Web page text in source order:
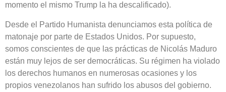
momento el mismo Trump la ha descalificado).
Desde el Partido Humanista denunciamos esta política de
matonaje por parte de Estados Unidos. Por supuesto,
somos conscientes de que las prácticas de Nicolás Maduro
están muy lejos de ser democráticas. Su régimen ha violado
los derechos humanos en numerosas ocasiones y los
propios venezolanos han sufrido los abusos del gobierno.